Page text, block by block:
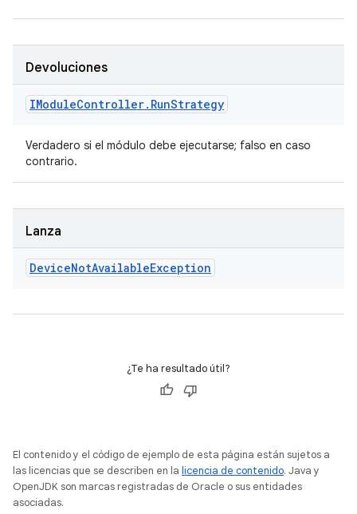
Devoluciones
IModuleController. RunStrategy
Verdadero si el módulo debe ejecutarse; falso en caso
contrario.
Lanza
DeviceNotAvailableException
¿Te ha resultado útil?
El contenido y el código de ejemplo de esta página están sujetos a
las licencias que se describen en la licencia de contenido. Java y
OpenJDK son marcas registradas de Oracle o sus entidades
asociadas.